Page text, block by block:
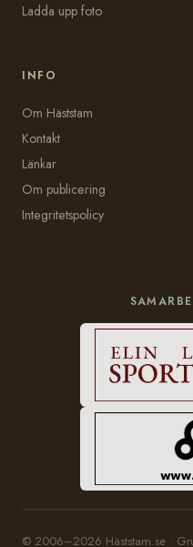
Ladda upp foto
INFO
Om Häststam
Kontakt
Länkar
Om publicering
Integritetspolicy
© 2006–2026 Häststam.se ·